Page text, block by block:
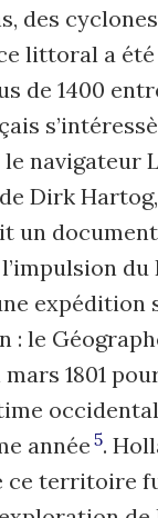
des
littoral a
de 1400
navigateur
Dirk Hartog,
un
l’impulsion
expé­dition
: le
1801
année 5.
territoire